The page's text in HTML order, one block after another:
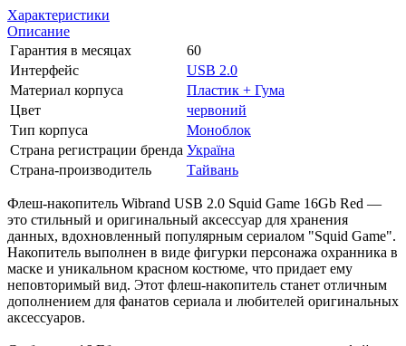
Характеристики
Описание
Гарантия в месяцах
60
Интерфейс
USB 2.0
Материал корпуса
Пластик + Гума
Цвет
червоний
Тип корпуса
Моноблок
Страна регистрации бренда Україна
Страна-производитель
Тайвань
Флеш-накопитель Wibrand USB 2.0 Squid Game 16Gb Red —
это стильный и оригинальный аксессуар для хранения
данных, вдохновленный популярным сериалом "Squid Game".
Накопитель выполнен в виде фигурки персонажа охранника в
маске и уникальном красном костюме, что придает ему
неповторимый вид. Этот флеш-накопитель станет отличным
дополнением для фанатов сериала и любителей оригинальных
аксессуаров.